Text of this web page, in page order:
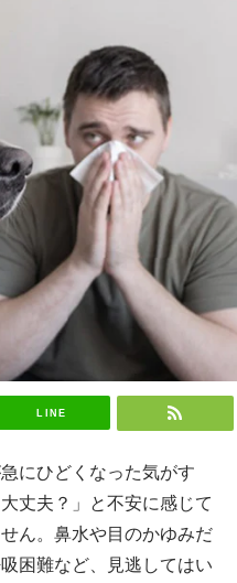
LINE
にひどくなった気がす
丈夫？」と不安に感じて
ん。鼻水や目のかゆみだ
困難など、見逃してはい